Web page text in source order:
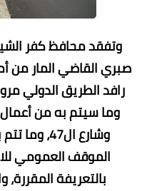
وتفقد محافظ كفر
صبري القاضي المار من
رافد الطريق الدولي
وما سيتم به من
وشارع
الموقف العمومي
بالتعريفة